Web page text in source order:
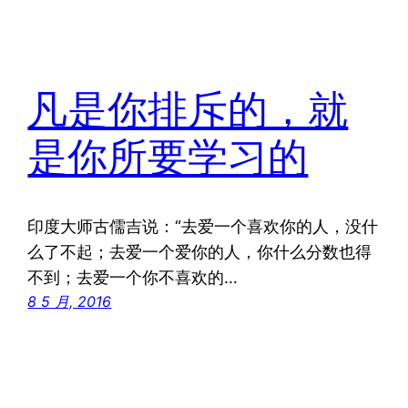
凡是你排斥的，就
是你所要学习的
印度大师古儒吉说：“去爱一个喜欢你的人，没什
么了不起；去爱一个爱你的人，你什么分数也得
不到；去爱一个你不喜欢的…
8 5 月, 2016